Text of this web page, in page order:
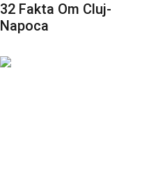
32 Fakta Om Cluj-
Napoca